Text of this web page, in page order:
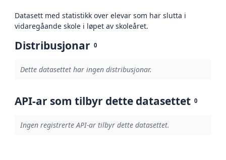
Datasett med statistikk over elevar som har slutta i
vidaregåande skole i løpet av skoleåret.
Distribusjonar 0
Dette datasettet har ingen distribusjonar.
API-ar som tilbyr dette datasettet 0
Ingen registrerte API-ar tilbyr dette datasettet.